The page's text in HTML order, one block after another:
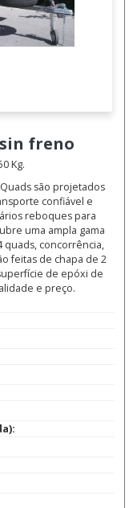
sin freno
Kg.
são projetados
confiável e
reboques para
uma ampla gama
quads, concorrência,
feitas de chapa de 2
de epóxi de
e preço.